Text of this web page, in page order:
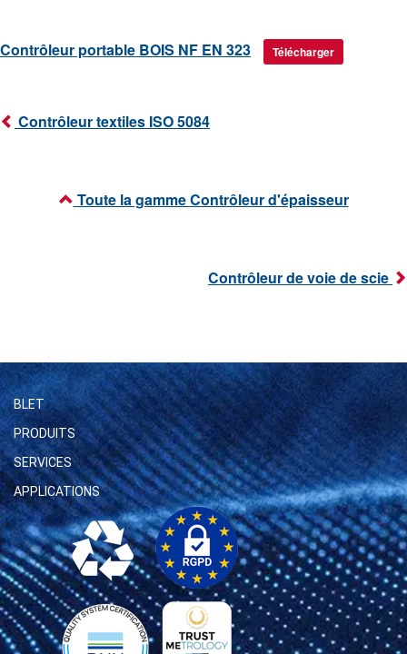
Contrôleur portable BOIS NF EN 323 Télécharger
Contrôleur textiles ISO 5084
Toute la gamme Contrôleur d'épaisseur
Contrôleur de voie de scie
BLET
PRODUITS
SERVICES
APPLICATIONS